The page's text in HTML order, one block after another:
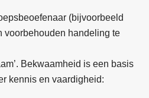
(bijvoorbeeld
voorbehouden handeling te
Bekwaamheid is een basis
kennis en vaardigheid: